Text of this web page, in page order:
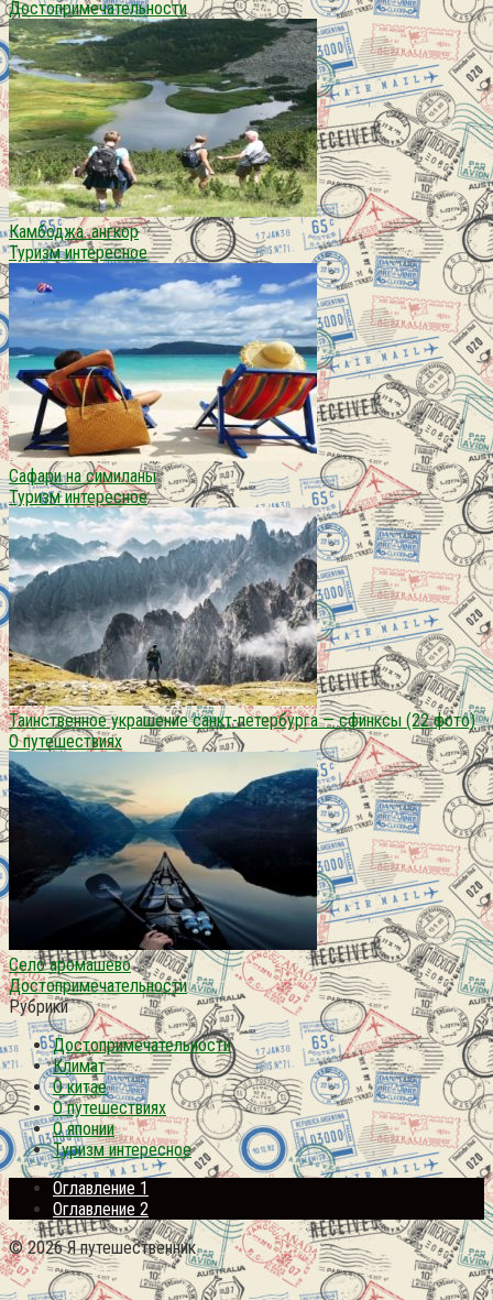
Достопримечательности
Камбоджа. ангкор
Туризм интересное
Сафари на симиланы
Туризм интересное
Таинственное украшение санкт-петербурга — сфинксы (22 фото)
О путешествиях
Село аромашево
Достопримечательности
Рубрики
Достопримечательности
Климат
О китае
О путешествиях
О японии
Туризм интересное
Оглавление 1
Оглавление 2
© 2026 Я путешественник